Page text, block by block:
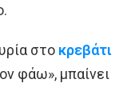
στο κρεβάτι
φάω», μπαίνει